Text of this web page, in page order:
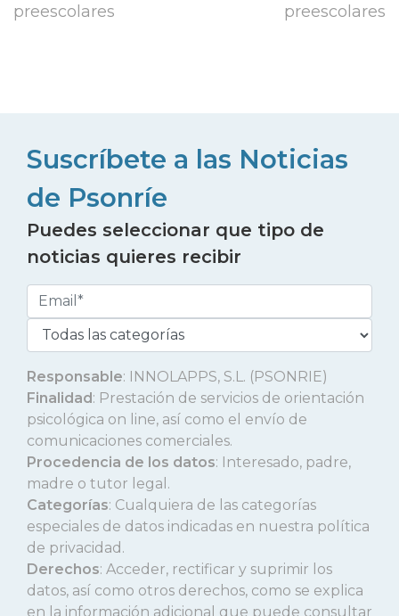
preescolares
preescolares
Suscríbete a las Noticias
de Psonríe
Puedes seleccionar que tipo de
noticias quieres recibir
Responsable: INNOLAPPS, S.L. (PSONRIE)
Finalidad: Prestación de servicios de orientación
psicológica on line, así como el envío de
comunicaciones comerciales.
Procedencia de los datos: Interesado, padre,
madre o tutor legal.
Categorías: Cualquiera de las categorías
especiales de datos indicadas en nuestra política
de privacidad.
Derechos: Acceder, rectificar y suprimir los
datos, así como otros derechos, como se explica
en la información adicional que puede consultar